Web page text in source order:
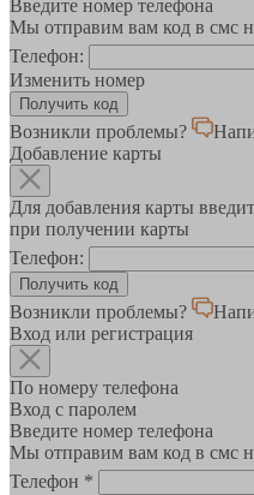
Введите номер телефона
Мы отправим вам код в смс
Телефон:
Изменить номер
Возникли проблемы?
Добавление карты
Для добавления карты
при получении карты
Телефон:
Возникли проблемы?
Вход или регистрация
По номеру телефона
Вход с паролем
Введите номер телефона
Мы отправим вам код в смс
Телефон *